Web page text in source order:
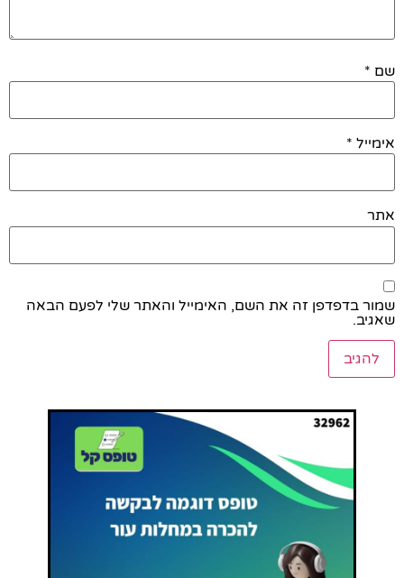
שם *
אימייל *
אתר
שמור בדפדפן זה את השם, האימייל והאתר שלי לפעם הבאה
שאגיב.